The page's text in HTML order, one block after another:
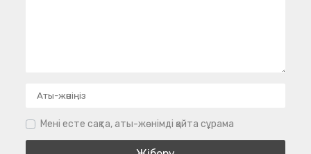
Мені есте сақта, аты-жөнімді қайта сұрама